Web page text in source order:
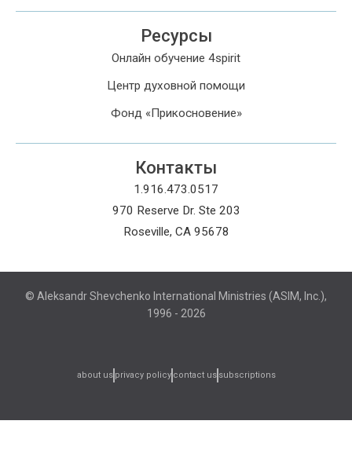
Ресурсы
Онлайн обучение 4spirit
Центр духовной помощи
Фонд «Прикосновение»
Контакты
1.916.473.0517
970 Reserve Dr. Ste 203
Roseville, CA 95678
© Aleksandr Shevchenko International Ministries (ASIM, Inc.),
1996 - 2026
about us privacy policy contact us subscriptions